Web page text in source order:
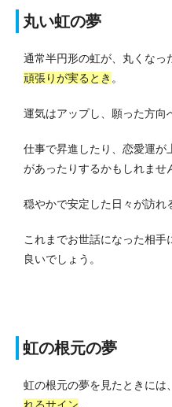
丸い虹の夢
通常半円形の虹が、丸くなっ
頑張りが実るとき 。
運気はアップし、願った方向
仕事で昇進したり、恋愛運が
があったりするかもしれませ
穏やかで安定した日々が訪れ
これまでお世話になった相手
良いでしょう。
虹の根元の夢
虹の根元の夢を見たときには、
れるサイン。